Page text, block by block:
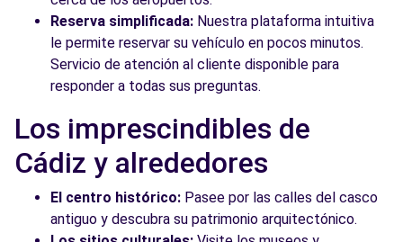
Reserva simplificada: Nuestra plataforma intuitiva
le permite reservar su vehículo en pocos minutos.
Servicio de atención al cliente disponible para
responder a todas sus preguntas.
Los imprescindibles de
Cádiz y alrededores
El centro histórico: Pasee por las calles del casco
antiguo y descubra su patrimonio arquitectónico.